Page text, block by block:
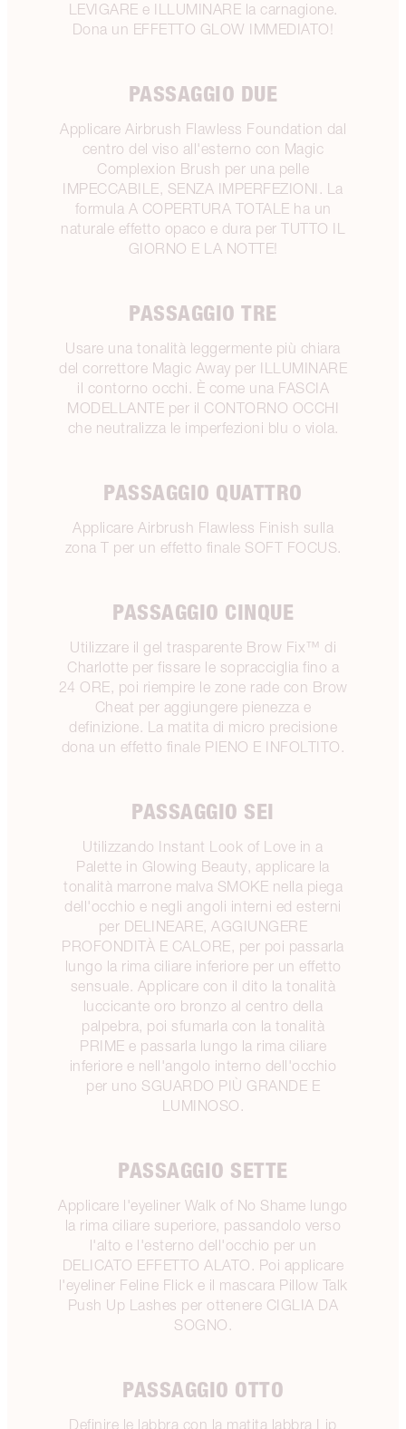
LEVIGARE e ILLUMINARE la carnagione.
Dona un EFFETTO GLOW IMMEDIATO!
PASSAGGIO DUE
Applicare Airbrush Flawless Foundation dal
centro del viso all'esterno con Magic
Complexion Brush per una pelle
IMPECCABILE, SENZA IMPERFEZIONI. La
formula A COPERTURA TOTALE ha un
naturale effetto opaco e dura per TUTTO IL
GIORNO E LA NOTTE!
PASSAGGIO TRE
Usare una tonalità leggermente più chiara
del correttore Magic Away per ILLUMINARE
il contorno occhi. È come una FASCIA
MODELLANTE per il CONTORNO OCCHI
che neutralizza le imperfezioni blu o viola.
PASSAGGIO QUATTRO
Applicare Airbrush Flawless Finish sulla
zona T per un effetto finale SOFT FOCUS.
PASSAGGIO CINQUE
Utilizzare il gel trasparente Brow Fix™ di
Charlotte per fissare le sopracciglia fino a
24 ORE, poi riempire le zone rade con Brow
Cheat per aggiungere pienezza e
definizione. La matita di micro precisione
dona un effetto finale PIENO E INFOLTITO.
PASSAGGIO SEI
Utilizzando Instant Look of Love in a
Palette in Glowing Beauty, applicare la
tonalità marrone malva SMOKE nella piega
dell'occhio e negli angoli interni ed esterni
per DELINEARE, AGGIUNGERE
PROFONDITÀ E CALORE, per poi passarla
lungo la rima ciliare inferiore per un effetto
sensuale. Applicare con il dito la tonalità
luccicante oro bronzo al centro della
palpebra, poi sfumarla con la tonalità
PRIME e passarla lungo la rima ciliare
inferiore e nell'angolo interno dell'occhio
per uno SGUARDO PIÙ GRANDE E
LUMINOSO.
PASSAGGIO SETTE
Applicare l'eyeliner Walk of No Shame lungo
la rima ciliare superiore, passandolo verso
l'alto e l'esterno dell'occhio per un
DELICATO EFFETTO ALATO. Poi applicare
l'eyeliner Feline Flick e il mascara Pillow Talk
Push Up Lashes per ottenere CIGLIA DA
SOGNO.
PASSAGGIO OTTO
Definire le labbra con la matita labbra Lip